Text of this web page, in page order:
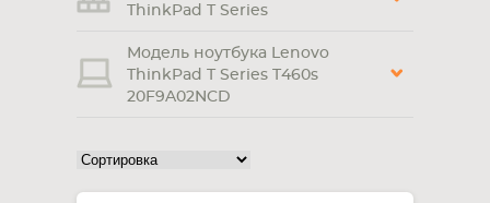
Пн-Вс:
ПЛАНШЕТА
ThinkPad T Series
Модель ноутбука Lenovo
ThinkPad T Series T460s
20F9A02NCD